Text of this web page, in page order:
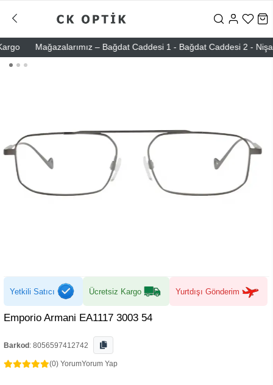
Mağazalarımız – Bağdat Caddesi 1 - Bağdat Caddesi 2 -
Yetkili Satıcı Ücretsiz Kargo Yurtdışı Gönderim
Emporio Armani EA1117 3003 54
Barkod : 8056597412742
(0) YorumYorum Yap